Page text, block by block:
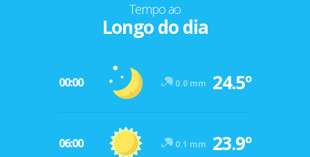
Tempo ao
Longo do dia
00:00 0.0 mm 24.5º
06:00 0.1 mm 23.9º